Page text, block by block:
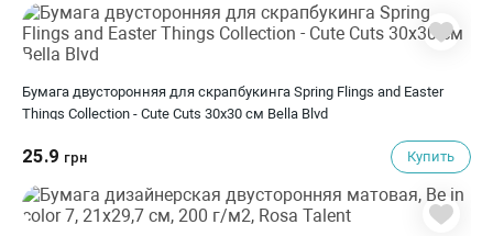
Бумага двусторонняя для скрапбукинга Spring Flings and Easter
Things Collection - Cute Cuts 30х30 см Bella Blvd
25.9 грн Купить